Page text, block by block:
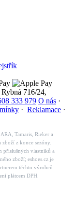
716/24,
333 979 O nás ·
· Reklamace ·
Tamaris, Rieker a
z konce sezóny.
příslušných vlastníků a
zboží; eshoes.cz je
těchto výrobců.
plátcem DPH.